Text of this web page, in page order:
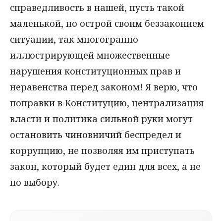
справедливость в нашей, пусть такой
маленькой, но острой своим беззаконием
ситуации, так многогранно
иллюстрирующей множественные
нарушения конституционных прав и
неравенства перед законом! Я верю, что
поправки в Конституцию, централизация
власти и политика сильной руки могут
остановить чиновничий беспредел и
коррупцию, не позволяя им приступать
закон, который будет един для всех, а не
по выбору.